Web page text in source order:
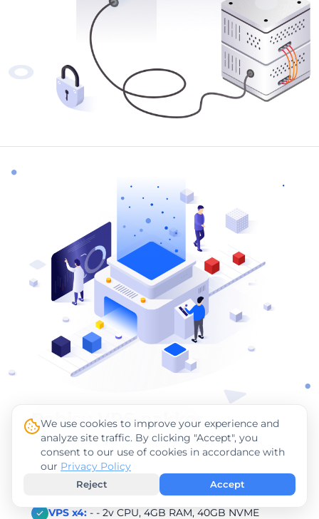
Rabisu VPS-pakker
Rabisu tilbyr en rekke VPS-pakker med kraftige AMD
RYZEN-prosessorer. Nedenfor er startprisene:
VPS x4: - - 2v CPU, 4GB RAM, 40GB NVME
We use cookies to improve your experience and
analyze site traffic. By clicking "Accept", you
consent to our use of cookies in accordance with
our Privacy Policy
Reject Accept